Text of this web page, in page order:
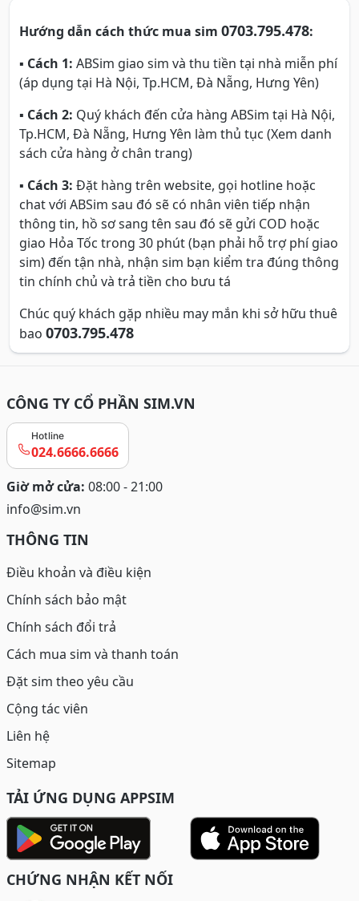
Hướng dẫn cách thức mua sim 0703.795.478:
▪ Cách 1: ABSim giao sim và thu tiền tại nhà miễn phí
(áp dụng tại Hà Nội, Tp.HCM, Đà Nẵng, Hưng Yên)
▪ Cách 2: Quý khách đến cửa hàng ABSim tại Hà Nội,
Tp.HCM, Đà Nẵng, Hưng Yên làm thủ tục (Xem danh
sách cửa hàng ở chân trang)
▪ Cách 3: Đặt hàng trên website, gọi hotline hoặc
chat với ABSim sau đó sẽ có nhân viên tiếp nhận
thông tin, hồ sơ sang tên sau đó sẽ gửi COD hoặc
giao Hỏa Tốc trong 30 phút (bạn phải hỗ trợ phí giao
sim) đến tận nhà, nhận sim bạn kiểm tra đúng thông
tin chính chủ và trả tiền cho bưu tá
Chúc quý khách gặp nhiều may mắn khi sở hữu thuê
bao 0703.795.478
CÔNG TY CỔ PHẦN SIM.VN
Hotline
024.6666.6666
Giờ mở cửa: 08:00 - 21:00
info@sim.vn
THÔNG TIN
Điều khoản và điều kiện
Chính sách bảo mật
Chính sách đổi trả
Cách mua sim và thanh toán
Đặt sim theo yêu cầu
Cộng tác viên
Liên hệ
Sitemap
TẢI ỨNG DỤNG APPSIM
CHỨNG NHẬN KẾT NỐI